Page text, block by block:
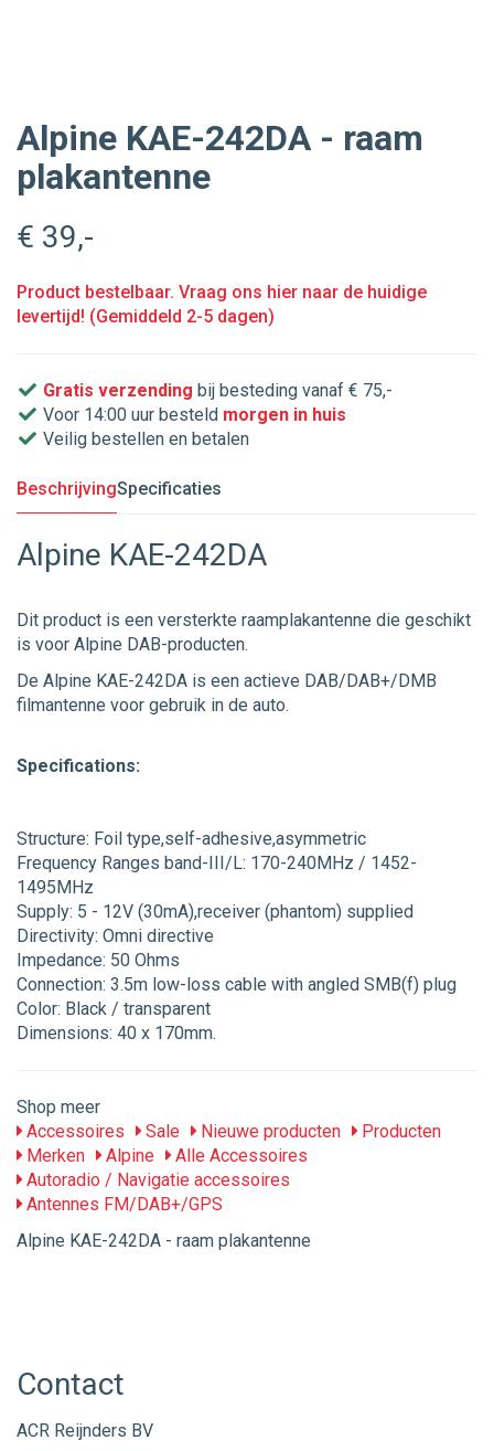
Alpine KAE-242DA - raam
plakantenne
€ 39,-
Product bestelbaar. Vraag ons hier naar de huidige
levertijd! (Gemiddeld 2-5 dagen)
Gratis verzending bij besteding vanaf € 75,-
Voor 14:00 uur besteld morgen in huis
Veilig bestellen en betalen
BeschrijvingSpecificaties
Alpine KAE-242DA
Dit product is een versterkte raamplakantenne die geschikt
is voor Alpine DAB-producten.
De Alpine KAE-242DA is een actieve DAB/DAB+/DMB
filmantenne voor gebruik in de auto.
Specifications:
Structure: Foil type,self-adhesive,asymmetric
Frequency Ranges band-III/L: 170-240MHz / 1452-
1495MHz
Supply: 5 - 12V (30mA),receiver (phantom) supplied
Directivity: Omni directive
Impedance: 50 Ohms
Connection: 3.5m low-loss cable with angled SMB(f) plug
Color: Black / transparent
Dimensions: 40 x 170mm.
Shop meer
Accessoires
Sale Nieuwe producten
Producten
Merken
Alpine
Alle Accessoires
Autoradio / Navigatie accessoires
Antennes FM/DAB+/GPS
Alpine KAE-242DA - raam plakantenne
Contact
ACR Reijnders BV